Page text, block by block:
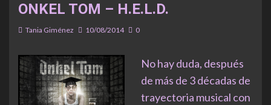
ONKEL TOM – H.E.L.D.
Tania Giménez 10/08/2014 0
No hay duda, después
de más de 3 décadas de
trayectoria musical con